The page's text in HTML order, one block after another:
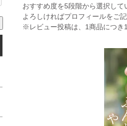
おすすめ度を5段階から選択して
よろしければプロフィールをご記
※レビュー投稿は、1商品につき